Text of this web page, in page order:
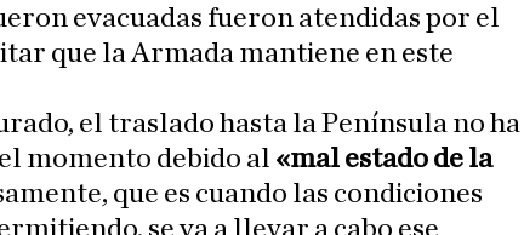
evacuadas fueron atendidas por el
que la Armada mantiene en este
el traslado hasta la Península no ha
momento debido al «mal estado de la
que es cuando las condiciones